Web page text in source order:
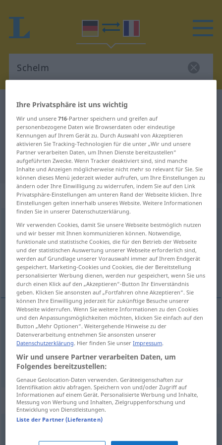
Deutsch-Französisch Wörterbuch
Deutsch-Französisch Übersetzung
für "Schelm"
"Schelm" Französisch Übersetzung
„Schelm“: Maskulinum
Schelm [ʃɛlm]m <Schelme̸s; Schelme>
Übersicht aller Übersetzungen
(Für mehr Details die Übersetzung anklicken/antippen)
farceuse, espiègle
farceur, -eusem,f Schelm
espièglem/f Schelm
Synonyme für "Schelm"
Ihre Privatsphäre ist uns wichtig
Wir und unsere716-Partner speichern und greifen auf
personenbezogene Daten wie Browserdaten oder eindeutige
Kennungen auf Ihrem Gerät zu. Durch Auswahl von Akzeptieren
aktivieren Sie Tracking-Technologien für die unter „Wir und unsere
Partner verarbeiten Daten, um Ihnen Dienste bereitzustellen“
aufgeführten Zwecke. Wenn Tracker deaktiviert sind, sind manche
Inhalte und Anzeigen möglicherweise nicht mehr so relevant für Sie. Sie
können dieses Menü jederzeit wieder aufrufen, um Ihre Einstellungen zu
ändern oder Ihre Einwilligung zu widerrufen, indem Sie auf den Link
Privatsphäre-Einstellungen am unteren Rand der Webseite klicken. Ihre
Einstellungen gelten innerhalb unseres Website. Weitere Informationen
finden Sie in unserer Datenschutzerklärung.
Wir verwenden Cookies, damit Sie unsere Webseite bestmöglich nutzen
und wir besser mit Ihnen kommunizieren können. Notwendige,
funktionale und statistische Cookies, die für den Betrieb der Webseite
und der statistischen Auswertung unserer Webseite erforderlich sind,
werden auf Grundlage unserer Vorauswahl immer auf Ihrem Endgerät
gespeichert. Marketing-Cookies und Cookies, die der Bereitstellung
personalisierter Werbung dienen, werden nur gespeichert, wenn Sie uns
durch einen Klick auf den „Akzeptieren“-Button Ihr Einverständnis
geben. Klicken Sie ansonsten auf „Fortfahren ohne Akzeptieren“. Sie
können Ihre Einwilligung jederzeit für zukünftige Besuche unserer
Webseite widerrufen. Wenn Sie weitere Informationen zu den Cookies
und den Anpassungsmöglichkeiten möchten, klicken Sie einfach auf den
Button „Mehr Optionen“. Weitergehende Hinweise zu der
Datenverarbeitung entnehmen Sie ansonsten unserer
Datenschutzerklärung. Hier finden Sie unserImpressum.
Wir und unsere Partner verarbeiten Daten, um
Folgendes bereitzustellen:
Genaue Geolocation-Daten verwenden. Geräteeigenschaften zur
Identifikation aktiv abfragen. Speichern von und/oder Zugriff auf
Informationen auf einem Gerät. Personalisierte Werbung und Inhalte,
Messung von Werbung und Inhalten, Zielgruppenforschung und
Entwicklung von Dienstleistungen.
Liste der Partner (Lieferanten)